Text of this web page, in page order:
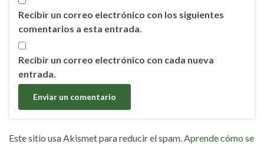
Recibir un correo electrónico con los siguientes
comentarios a esta entrada.
Recibir un correo electrónico con cada nueva
entrada.
Este sitio usa Akismet para reducir el spam.Aprende cómo se